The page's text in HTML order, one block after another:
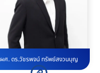
ผศ. ดร.วัชรพจน์ ทรัพย์สงวนบุญ